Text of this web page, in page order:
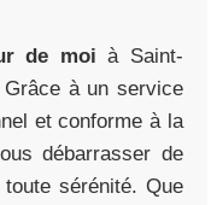
de moi à Saint-
Grâce à un service
et conforme à la
débarrasser de
sérénité. Que